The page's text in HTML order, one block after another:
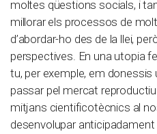
moltes qüestions socials, i
millorar els processos de
d’abordar-ho des de la llei,
perspectives. En una utopia
tu, per exemple, em donessis
passar pel mercat
mitjans cientificotècnics al
desenvolupar